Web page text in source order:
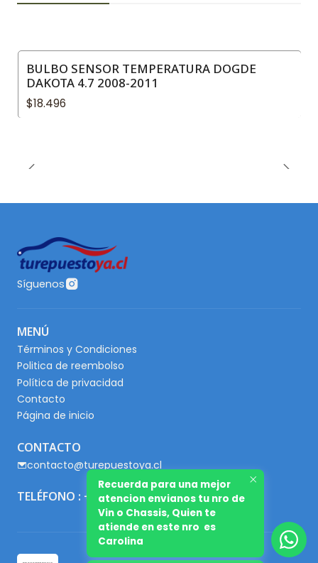
BULBO SENSOR TEMPERATURA DOGDE
DAKOTA 4.7 2008-2011
$18.496
Síguenos
MENÚ
Términos y Condiciones
Politica de reembolso
Política de privacidad
Contacto
Página de inicio
CONTACTO
contacto@turepuestoya.cl
TELÉFONO : +56 9 65667345
Recuerda para una mejor
atencion envianos tu nro de
Vin o Chassis, Quien te
atiende en este nro es
Carolina